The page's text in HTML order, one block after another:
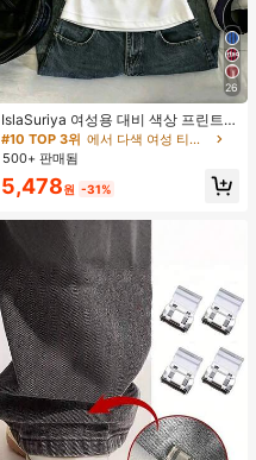
26
IslaSuriya 여성용 대비 색상 프린트 V
넥 슬림핏 반팔 티셔츠
#10 TOP 3위
에서 다색 여성 티셔츠
500+ 판매됨
5,478원 -31%